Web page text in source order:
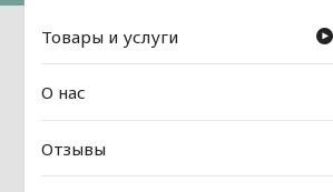
Товары и услуги
О нас
Отзывы